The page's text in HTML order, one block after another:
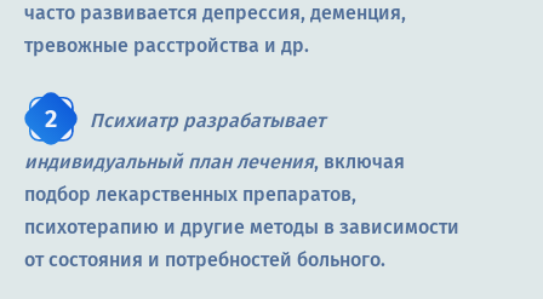
часто развивается депрессия, деменция,
тревожные расстройства и др.
Психиатр разрабатывает
индивидуальный план лечения, включая
подбор лекарственных препаратов,
психотерапию и другие методы в зависимости
от состояния и потребностей больного.